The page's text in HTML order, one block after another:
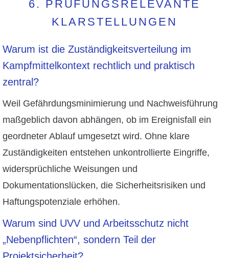
6. PRÜFUNGSRELEVANTE
KLARSTELLUNGEN
Warum ist die Zuständigkeitsverteilung im
Kampfmittelkontext rechtlich und praktisch
zentral?
Weil Gefährdungsminimierung und Nachweisführung
maßgeblich davon abhängen, ob im Ereignisfall ein
geordneter Ablauf umgesetzt wird. Ohne klare
Zuständigkeiten entstehen unkontrollierte Eingriffe,
widersprüchliche Weisungen und
Dokumentationslücken, die Sicherheitsrisiken und
Haftungspotenziale erhöhen.
Warum sind UVV und Arbeitsschutz nicht
„Nebenpflichten“, sondern Teil der